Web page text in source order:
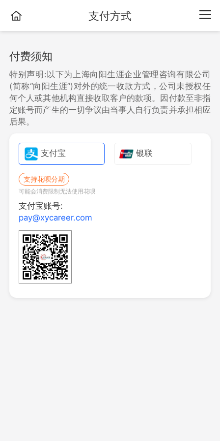
支付方式
付费须知
特别声明:以下为上海向阳生涯企业管理咨询有限公司
(简称“向阳生涯”)对外的统一收款方式，公司未授权任
何个人或其他机构直接收取客户的款项。因付款至非指
定账号而产生的一切争议由当事人自行负责并承担相应
后果。
支付宝 银联
支持花呗分期
可能会消费限制无法使用花呗
支付宝账号:
pay@xycareer.com